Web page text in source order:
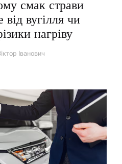
смак страви
вугілля чи
нагріву
Іванович